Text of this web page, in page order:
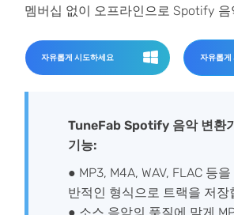
멤버십 없이 오프라인으로 Spotify
자유롭게 시도하세요 자유롭게
TuneFab Spotify 음악 변환
기능:
● MP3, M4A, WAV, FLAC 등
반적인 형식으로 트랙을 저장